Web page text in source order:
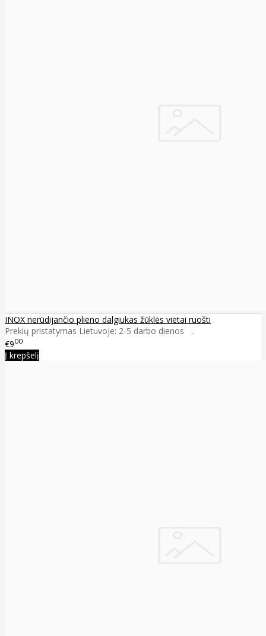
INOX nerūdijančio plieno dalgiukas žūklės vietai ruošti
Prekių pristatymas Lietuvoje: 2-5 darbo dienos ..
€900
Į krepšelį